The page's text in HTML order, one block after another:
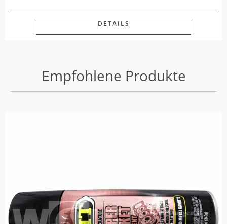
DETAILS
Empfohlene Produkte